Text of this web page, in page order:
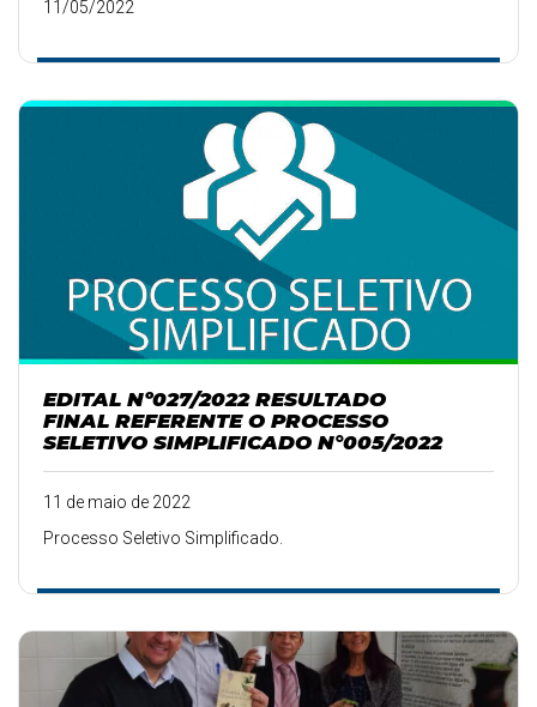
11/05/2022
EDITAL Nº027/2022 RESULTADO
FINAL REFERENTE O PROCESSO
SELETIVO SIMPLIFICADO N°005/2022
11 de maio de 2022
Processo Seletivo Simplificado.